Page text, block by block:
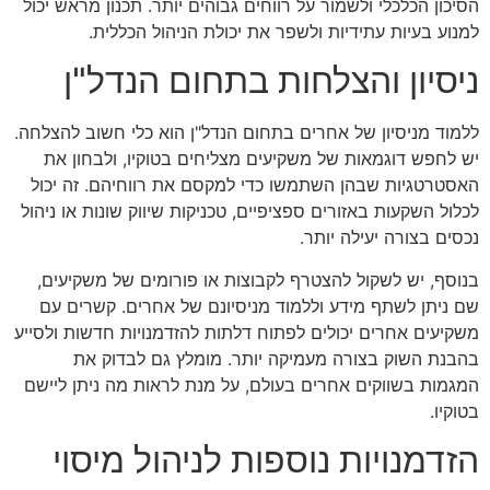
הסיכון הכלכלי ולשמור על רווחים גבוהים יותר. תכנון מראש יכול
למנוע בעיות עתידיות ולשפר את יכולת הניהול הכללית.
ניסיון והצלחות בתחום הנדל"ן
ללמוד מניסיון של אחרים בתחום הנדל"ן הוא כלי חשוב להצלחה.
יש לחפש דוגמאות של משקיעים מצליחים בטוקיו, ולבחון את
האסטרטגיות שבהן השתמשו כדי למקסם את רווחיהם. זה יכול
לכלול השקעות באזורים ספציפיים, טכניקות שיווק שונות או ניהול
נכסים בצורה יעילה יותר.
בנוסף, יש לשקול להצטרף לקבוצות או פורומים של משקיעים,
שם ניתן לשתף מידע וללמוד מניסיונם של אחרים. קשרים עם
משקיעים אחרים יכולים לפתוח דלתות להזדמנויות חדשות ולסייע
בהבנת השוק בצורה מעמיקה יותר. מומלץ גם לבדוק את
המגמות בשווקים אחרים בעולם, על מנת לראות מה ניתן ליישם
בטוקיו.
הזדמנויות נוספות לניהול מיסוי